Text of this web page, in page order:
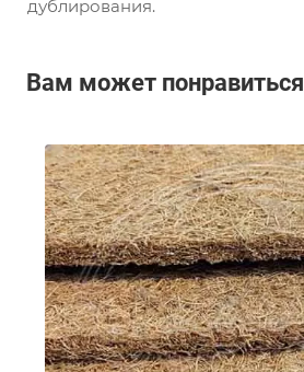
дублирования.
Вам может понравиться